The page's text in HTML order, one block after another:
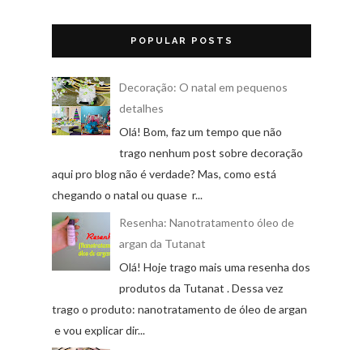
POPULAR POSTS
Decoração: O natal em pequenos
detalhes
Olá! Bom, faz um tempo que não
trago nenhum post sobre decoração
aqui pro blog não é verdade? Mas, como está
chegando o natal ou quase r...
Resenha: Nanotratamento óleo de
argan da Tutanat
Olá! Hoje trago mais uma resenha dos
produtos da Tutanat . Dessa vez
trago o produto: nanotratamento de óleo de argan
e vou explicar dir...